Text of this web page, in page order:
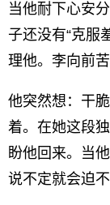
当他耐下心安
子还没有“克服
理他。李向前
他突然想：干
着。在她这段
盼他回来。当
说不定就会迫